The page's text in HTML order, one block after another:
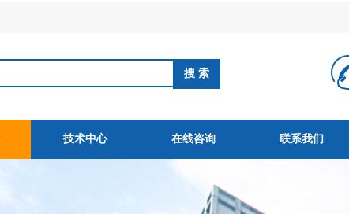
技术中心 在线咨询 联系我们